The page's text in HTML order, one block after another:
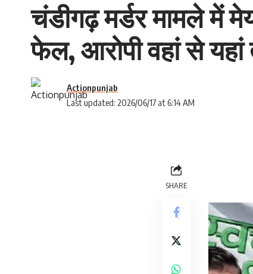
चंडीगढ़ मर्डर मामले में
फेल, आरोपी वहां से
Last updated: 2026/06/17 at 6:14 AM
Actionpunjab
SHARE